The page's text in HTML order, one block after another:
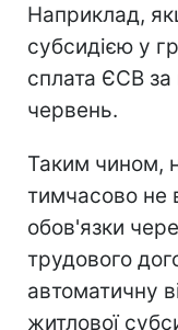
Наприклад,
субсидією у
сплата ЄСВ за
червень.
Таким чином,
тимчасово не
обов'язки
трудового
автоматичну
житлової